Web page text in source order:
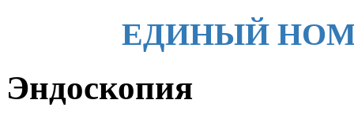
ЕДИНЫЙ
Эндоскопия